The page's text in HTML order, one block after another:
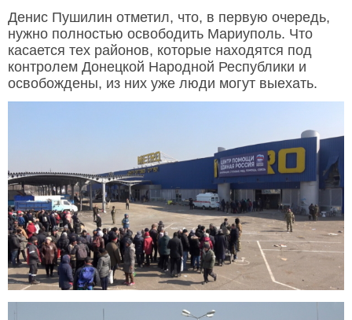
Денис Пушилин отметил, что, в первую очередь,
нужно полностью освободить Мариуполь. Что
касается тех районов, которые находятся под
контролем Донецкой Народной Республики и
освобождены, из них уже люди могут выехать.